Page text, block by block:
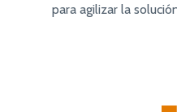
para agilizar la